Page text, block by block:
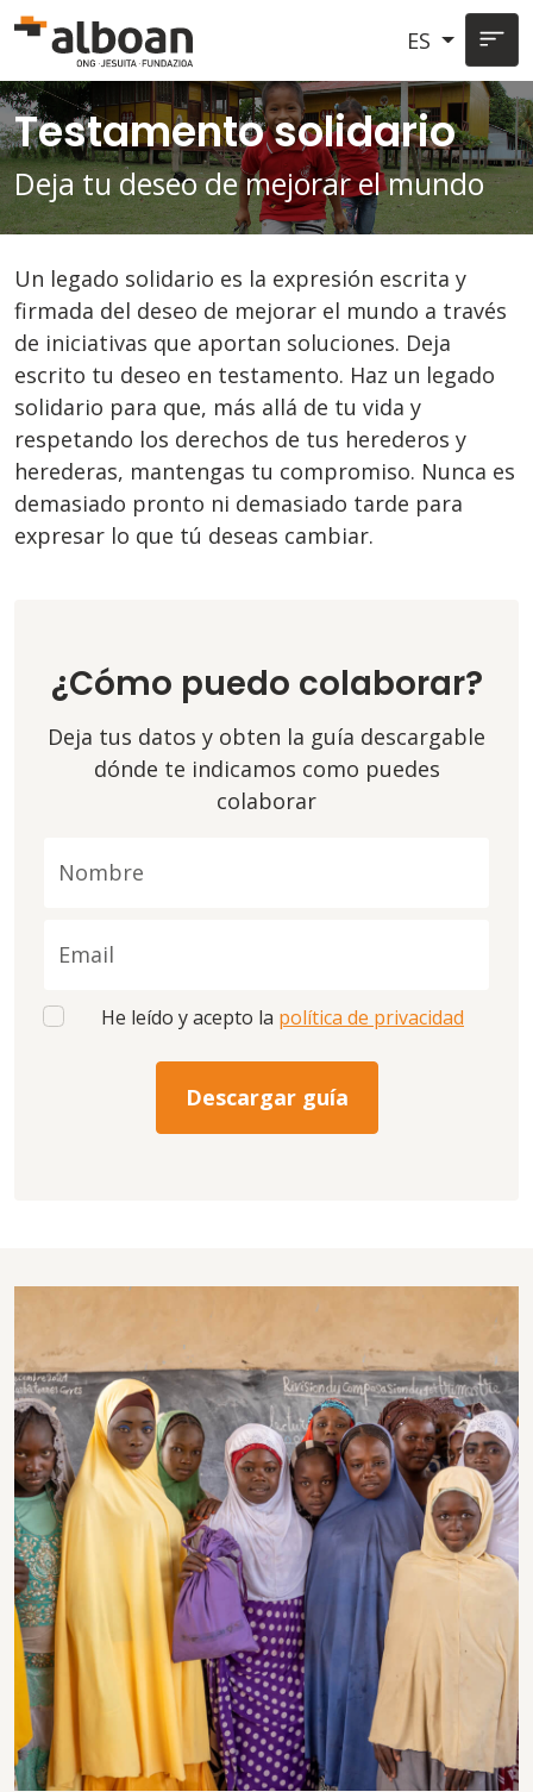
Pasar al contenido principal
ES
Testamento solidario
Deja tu deseo de mejorar el mundo
Un legado solidario es la expresión escrita y
firmada del deseo de mejorar el mundo a través
de iniciativas que aportan soluciones. Deja
escrito tu deseo en testamento. Haz un legado
solidario para que, más allá de tu vida y
respetando los derechos de tus herederos y
herederas, mantengas tu compromiso. Nunca es
demasiado pronto ni demasiado tarde para
expresar lo que tú deseas cambiar.
¿Cómo puedo colaborar?
Deja tus datos y obten la guía descargable
dónde te indicamos como puedes
colaborar
He leído y acepto la política de privacidad